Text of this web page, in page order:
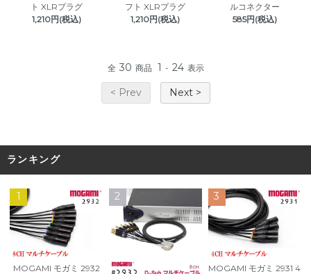
ト XLRプラグ
1,210円(税込)
フト XLRプラグ
1,210円(税込)
ルコネクター
585円(税込)
全 30 商品 1 - 24 表示
< Prev Next >
ランキング
1
MOGAMI モガミ 2932
2 3
MOGAMI モガミ 2931 4